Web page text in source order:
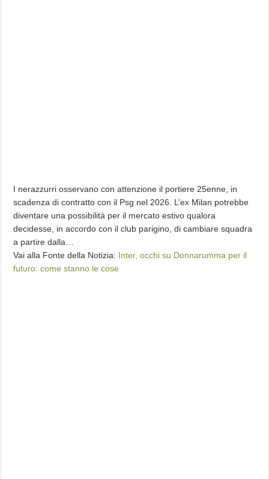
I nerazzurri osservano con attenzione il portiere 25enne, in
scadenza di contratto con il Psg nel 2026. L’ex Milan potrebbe
diventare una possibilità per il mercato estivo qualora
decidesse, in accordo con il club parigino, di cambiare squadra
a partire dalla…
Vai alla Fonte della Notizia: Inter, occhi su Donnarumma per il
futuro: come stanno le cose